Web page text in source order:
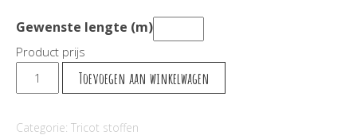
Gewenste lengte (m)
Product prijs
Tricot
Blauw/groen
Toevoegen aan winkelwagen
Categorie: Tricot stoffen